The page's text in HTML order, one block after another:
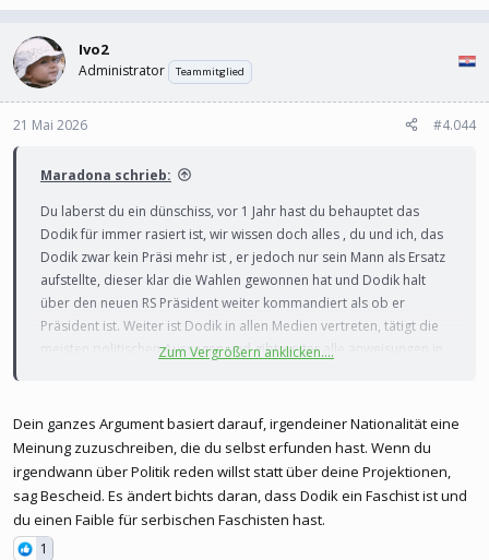
Ivo2
Administrator Teammitglied
21 Mai 2026 #4.044
Maradona schrieb:
Du laberst du ein dünschiss, vor 1 Jahr hast du behauptet das
Dodik für immer rasiert ist, wir wissen doch alles , du und ich, das
Dodik zwar kein Präsi mehr ist , er jedoch nur sein Mann als Ersatz
aufstellte, dieser klar die Wahlen gewonnen hat und Dodik halt
über den neuen RS Präsident weiter kommandiert als ob er
Präsident ist. Weiter ist Dodik in allen Medien vertreten, tätigt die
meisten politischen Aussagen und gibt weiter alle anweisungen in
und wie gesagt, es tut nichts zur sache ob ich ihn mag oder nicht,
ich rede nur real und was tatsachen ist, und das werden die RS
Parlamentswahlen bestätigen, das das RS Volk gerade aus trotz
durch das politische Urteil gegen Dodik seine Partei noch mehr
Stimmen kriegen wird obwohl Dodik offiziell nicht als Premier
antritt.
Zum Vergrößern anklicken....
Dein ganzes Argument basiert darauf, irgendeiner Nationalität eine
Meinung zuzuschreiben, die du selbst erfunden hast. Wenn du
irgendwann über Politik reden willst statt über deine Projektionen,
sag Bescheid. Es ändert bichts daran, dass Dodik ein Faschist ist und
du einen Faible für serbischen Faschisten hast.
1